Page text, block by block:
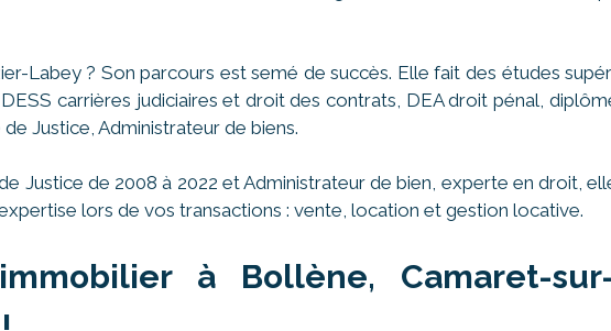
Labey ? Son parcours est semé de succès. Elle fait des études
carrières judiciaires et droit des contrats, DEA droit pénal,
Justice, Administrateur de biens.
Justice de 2008 à 2022 et Administrateur de bien, experte en droit,
lors de vos transactions : vente, location et gestion locative.
à Bollène, Camaret-